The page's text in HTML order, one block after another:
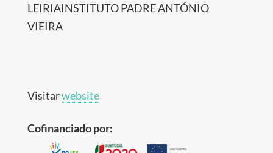
LEIRIAINSTITUTO PADRE ANTÓNIO
VIEIRA
Visitarwebsite
Cofinanciado por: